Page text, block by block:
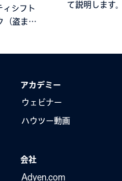
ィシフト
（盗まれ
て説明します
アカデミー
ウェビナー
ハウツー動画
会社
Adyen.com